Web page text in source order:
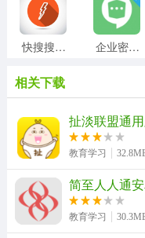
快搜搜题安卓版 企业密信安卓直装版
Rar压缩安卓直装版 一加壹安卓免费版
大咖英语安卓免费版
相关下载
扯淡联盟通
教育学习
简至人人通
教育学习